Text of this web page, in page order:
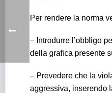
Per rendere la norma
– Introdurre l’obbligo
della grafica presente
– Prevedere che la
aggressiva, inserendo